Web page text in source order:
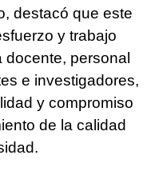
destacó que este
y trabajo
docente, personal
e investigadores,
y compromiso
de la calidad